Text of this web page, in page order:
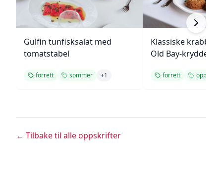
Gulfin tunfisksalat med
tomatstabel
forrett sommer +1
Klassiske
Old Bay-krydder
forrett oppskrift
← Tilbake til alle oppskrifter